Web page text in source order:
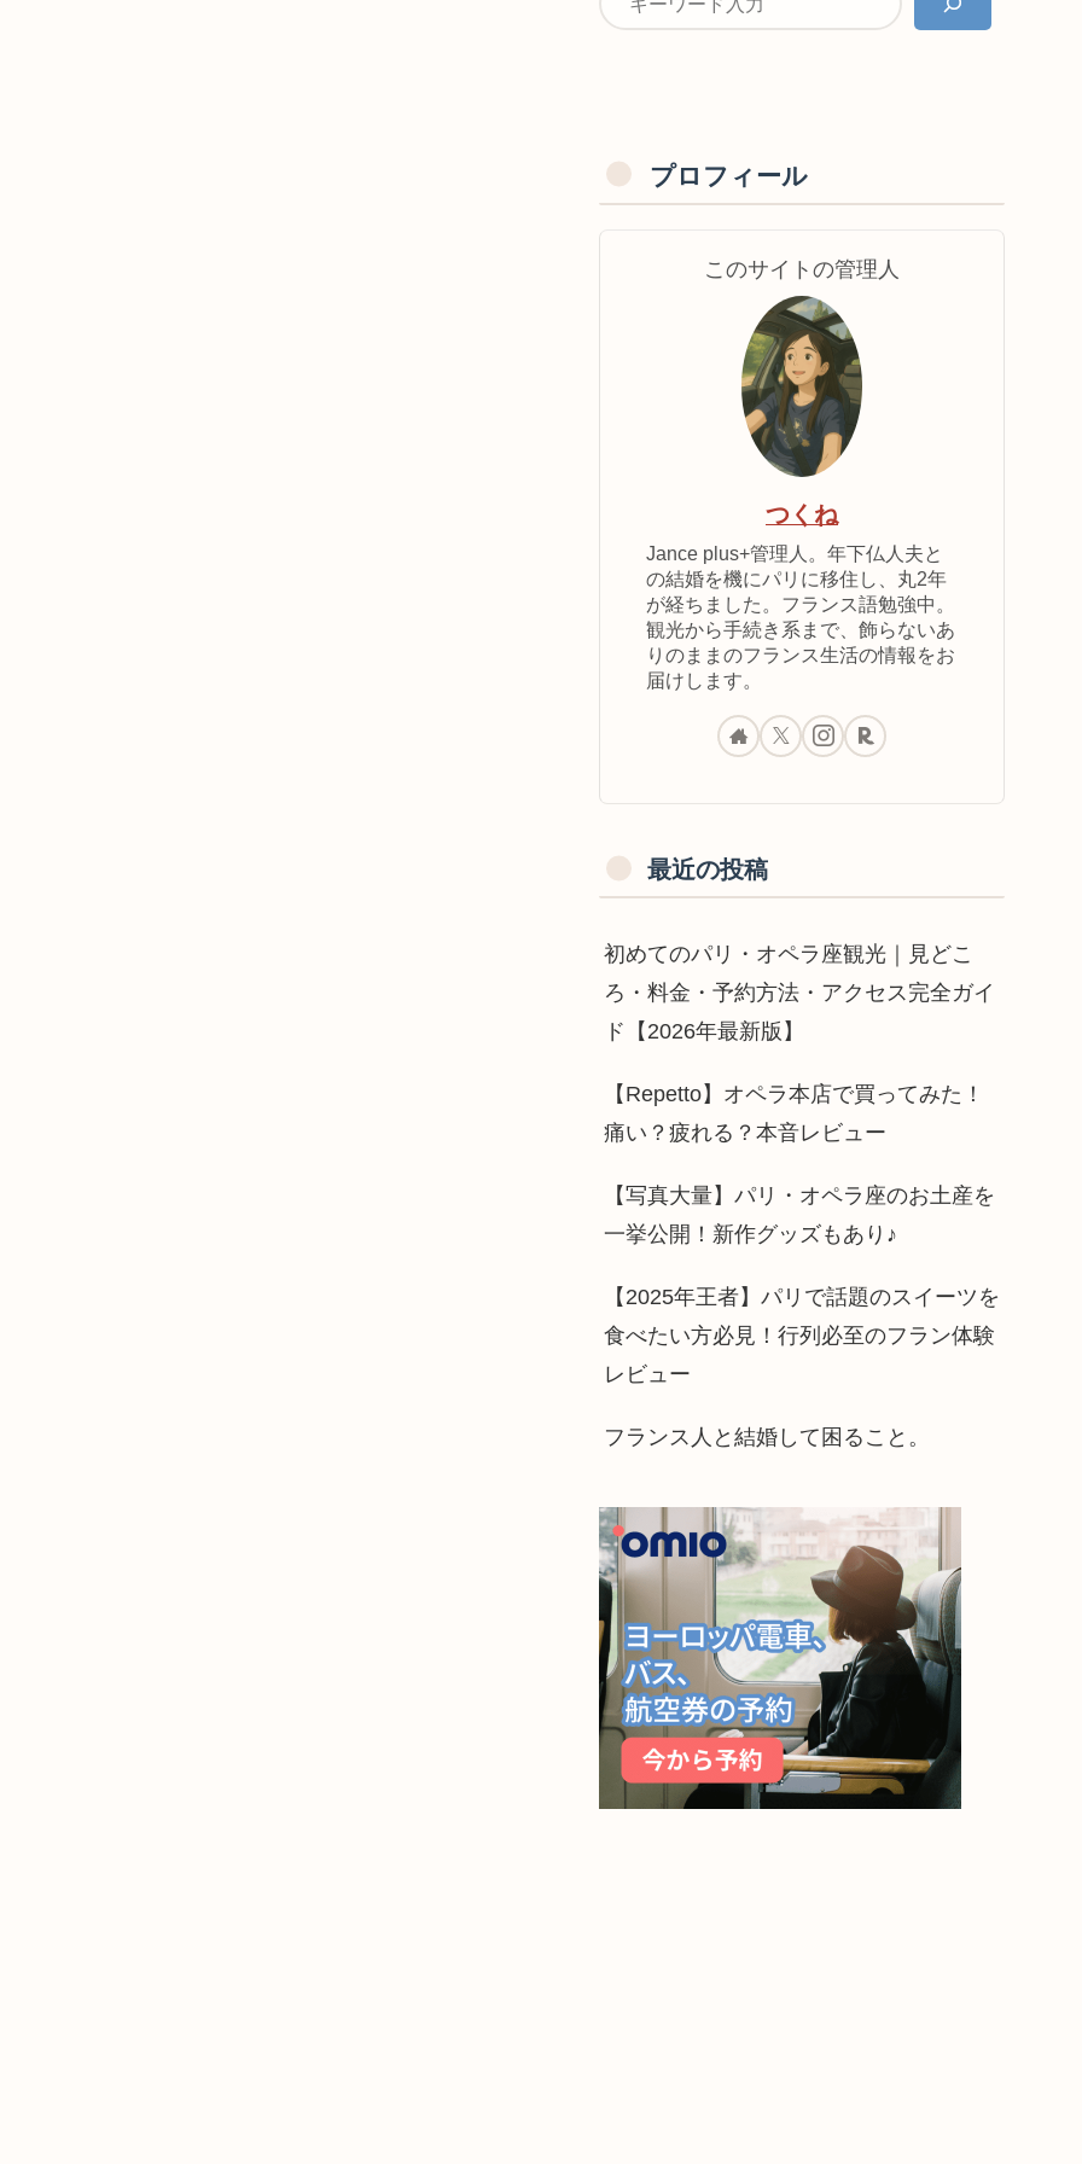
プロフィール
このサイトの管理人
つくね
Jance plus+管理人。年下仏人夫と
の結婚を機にパリに移住し、丸2年
が経ちました。フランス語勉強中。
観光から手続き系まで、飾らないあ
りのままのフランス生活の情報をお
届けします。
最近の投稿
初めてのパリ・オペラ座観光｜見どこ
ろ・料金・予約方法・アクセス完全ガイ
ド【2026年最新版】
【Repetto】オペラ本店で買ってみた！
痛い？疲れる？本音レビュー
【写真大量】パリ・オペラ座のお土産を
一挙公開！新作グッズもあり♪
【2025年王者】パリで話題のスイーツを
食べたい方必見！行列必至のフラン体験
レビュー
フランス人と結婚して困ること。